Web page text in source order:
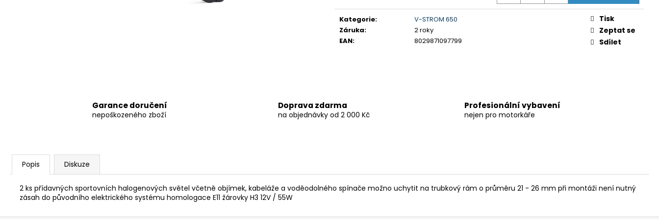
cena:
Kategorie:
V-STROM 650
Záruka:
2 roky
EAN: 8029871097799
Tisk
Zeptat se
Sdílet
Garance doručení
nepoškozeného zboží
Doprava zdarma
na objednávky od 2 000 Kč
Profesionální vybavení
nejen pro motorkáře
Popis Diskuze
2 ks přídavných sportovních halogenových světel včetně objímek, kabeláže a voděodolného spínače možno uchytit na trubkový rám o průměru 21 - 26 mm při montáži není nutný
zásah do původního elektrického systému homologace E11 žárovky H3 12V / 55W
199 900 Kč